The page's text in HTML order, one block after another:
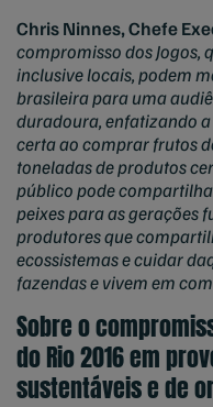
Chris Ninnes, Chefe
compromisso dos Jogos,
inclusive locais, podem
brasileira para uma
duradoura, enfatizando
certa ao comprar frutos
toneladas de produtos
público pode
peixes para as gerações
produtores que
ecossistemas e cuidar
fazendas e vivem em
Sobre o
do Rio 2016 em
sustentáveis e de